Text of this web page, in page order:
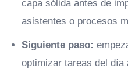
capa sólida antes de
asistentes o procesos
Siguiente paso:
optimizar tareas del día